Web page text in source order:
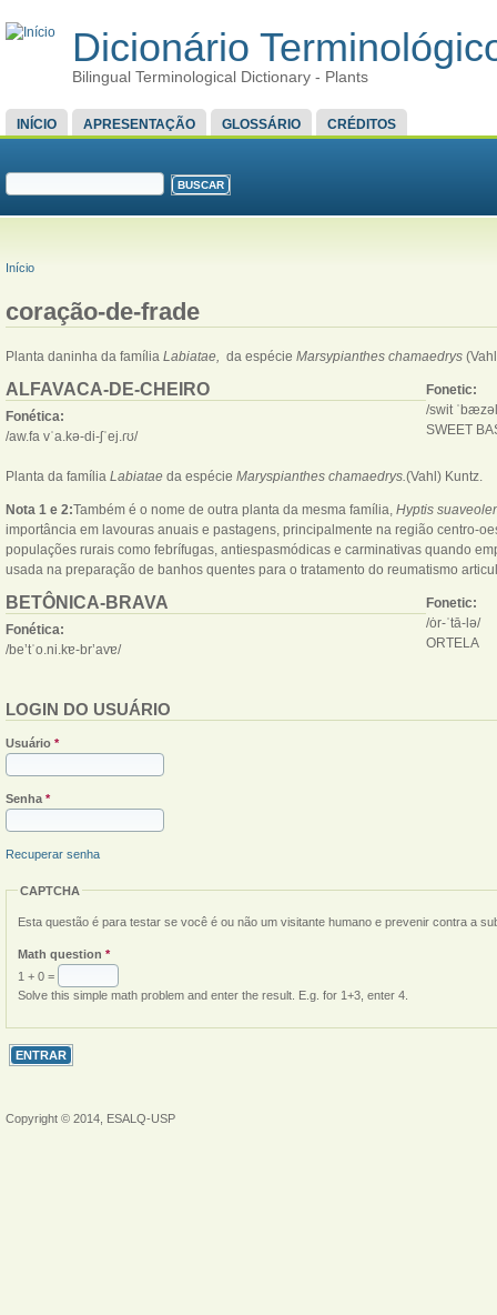
Dicionário
Bilingual Terminological Dictionary - Plants
MENU PRINCIPAL
INÍCIO APRESENTAÇÃO GLOSSÁRIO CRÉDITOS
FORMULÁRIO DE BUSCA
VOCÊ ESTÁ AQUI
Início
coração-de-frade
Planta daninha da família Labiatae, da espécie Marsypianthes chamaedrys
ALFAVACA-DE-CHEIRO
Fonética:
/aw.fa vˈa.kə-di-ʃˈej.ɾʊ/
Fonetic:
/swit
SWEET
Planta da família Labiatae da espécie Maryspianthes chamaedrys. (Vahl) Kuntz.
Nota 1 e 2:Também é o nome de outra planta da mesma família, Hyptis
importância em lavouras anuais e pastagens, principalmente na região centro-
populações rurais como febrífugas, antiespasmódicas e carminativas quando
usada na preparação de banhos quentes para o tratamento do reumatismo
BETÔNICA-BRAVA
Fonética:
/be’tˈo.ni.kɐ-br’avɐ/
Fonetic:
/ȯr-ˈtā-lə/
ORTELA
LOGIN DO USUÁRIO
Usuário *
Senha *
Recuperar senha
CAPTCHA
Esta questão é para testar se você é ou não um visitante humano e prevenir contra a
Math question *
1 + 0 =
Solve this simple math problem and enter the result. E.g. for 1+3, enter 4.
Copyright © 2014, ESALQ-USP